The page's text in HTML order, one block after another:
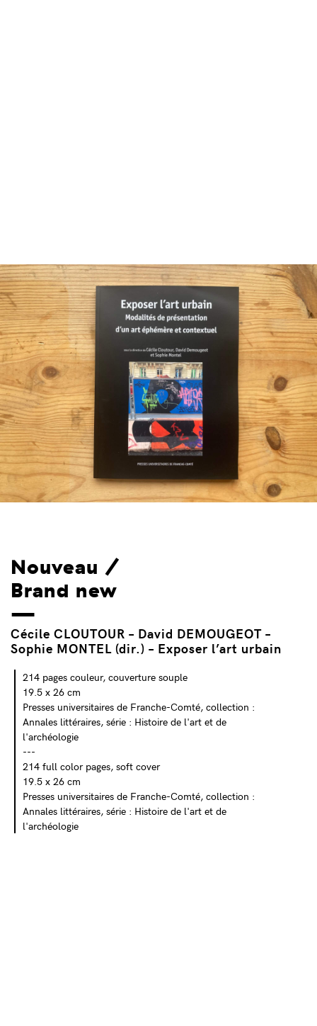
Nouveau /
Brand new
Cécile CLOUTOUR – David DEMOUGEOT –
Sophie MONTEL (dir.) – Exposer l’art urbain
214 pages couleur, couverture souple
19.5 x 26 cm
Presses universitaires de Franche-Comté, collection :
Annales littéraires, série : Histoire de l'art et de
l'archéologie
---
214 full color pages, soft cover
19.5 x 26 cm
Presses universitaires de Franche-Comté, collection :
Annales littéraires, série : Histoire de l'art et de
l'archéologie